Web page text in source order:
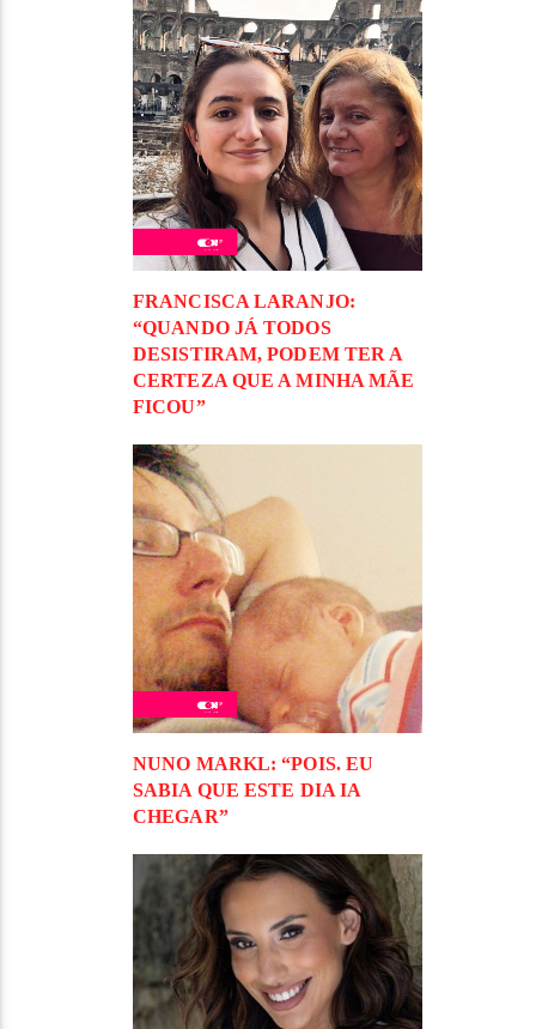
FRANCISCA LARANJO:
“QUANDO JÁ TODOS
DESISTIRAM, PODEM TER A
CERTEZA QUE A MINHA MÃE
FICOU”
NUNO MARKL: “POIS. EU
SABIA QUE ESTE DIA IA
CHEGAR”